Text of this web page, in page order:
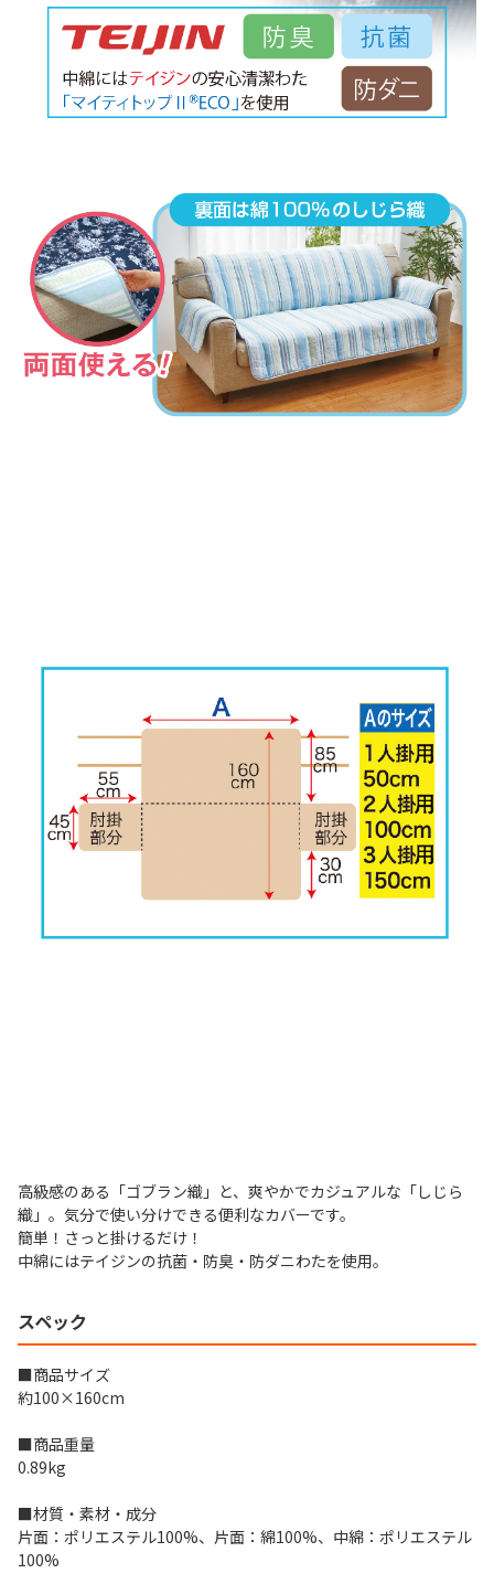
高級感のある「ゴブラン織」と、爽やかでカジュアルな「しじら
織」。気分で使い分けできる便利なカバーです。
簡単！さっと掛けるだけ！
中綿にはテイジンの抗菌・防臭・防ダニわたを使用。
スペック
■商品サイズ
約100×160cm
■商品重量
0.89kg
■材質・素材・成分
片面：ポリエステル100%、片面：綿100%、中綿：ポリエステル
100%